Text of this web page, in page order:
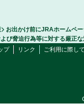
お出かけ前にJRAホームペ
び脅迫行為等に対する厳正
プ リンク ご利用に際し